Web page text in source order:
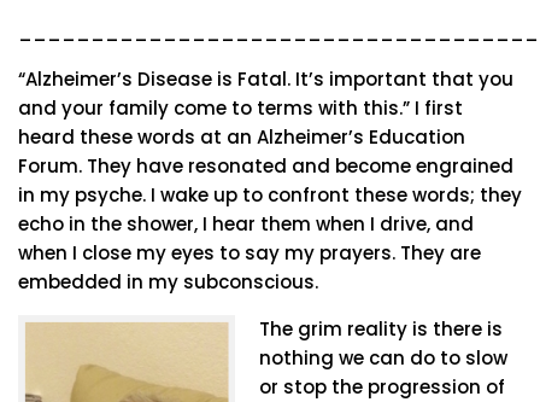
“Alzheimer’s Disease is Fatal. It’s important that you
and your family come to terms with this.” I first
heard these words at an Alzheimer’s Education
Forum. They have resonated and become engrained
in my psyche. I wake up to confront these words; they
echo in the shower, I hear them when I drive, and
when I close my eyes to say my prayers. They are
embedded in my subconscious.
The grim reality is there is
nothing we can do to slow
or stop the progression of